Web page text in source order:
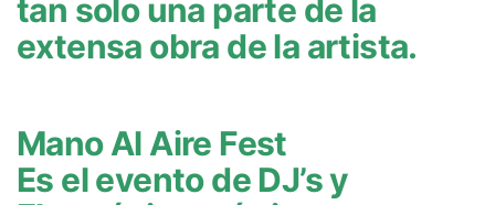
tan solo una parte de la
extensa obra de la artista.
Mano Al Aire Fest
Es el evento de DJ’s y